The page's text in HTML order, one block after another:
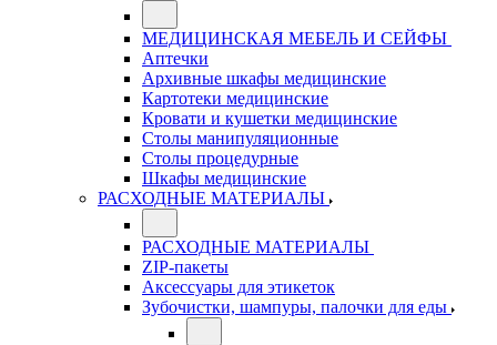
МЕДИЦИНСКАЯ МЕБЕЛЬ И СЕЙФЫ
Аптечки
Архивные шкафы медицинские
Картотеки медицинские
Кровати и кушетки медицинские
Столы манипуляционные
Столы процедурные
Шкафы медицинские
РАСХОДНЫЕ МАТЕРИАЛЫ
РАСХОДНЫЕ МАТЕРИАЛЫ
ZIP-пакеты
Аксессуары для этикеток
Зубочистки, шампуры, палочки для еды